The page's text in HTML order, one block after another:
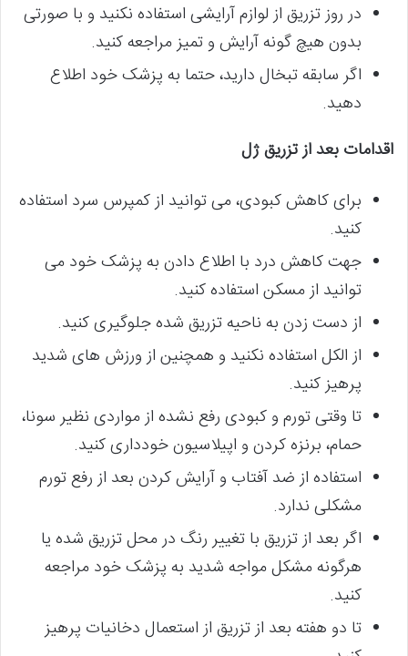
در روز تزریق از لوازم آرایشی استفاده نکنید و با صورتی
بدون هیچ گونه آرایش و تمیز مراجعه کنید.
اگر سابقه تبخال دارید، حتما به پزشک خود اطلاع
دهید.
اقدامات بعد از تزریق ژل
برای کاهش کبودی، می توانید از کمپرس سرد استفاده
کنید.
جهت کاهش درد با اطلاع دادن به پزشک خود می
توانید از مسکن استفاده کنید.
از دست زدن به ناحیه تزریق شده جلوگیری کنید.
از الکل استفاده نکنید و همچنین از ورزش های شدید
پرهیز کنید.
تا وقتی تورم و کبودی رفع نشده از مواردی نظیر سونا،
حمام، برنزه کردن و اپیلاسیون خودداری کنید.
استفاده از ضد آفتاب و آرایش کردن بعد از رفع تورم
مشکلی ندارد.
اگر بعد از تزریق با تغییر رنگ در محل تزریق شده یا
هرگونه مشکل مواجه شدید به پزشک خود مراجعه
کنید.
تا دو هفته بعد از تزریق از استعمال دخانیات پرهیز